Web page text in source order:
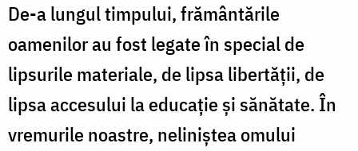
De-a lungul timpului, frământările
oamenilor au fost legate în special de
lipsurile materiale, de lipsa libertății, de
lipsa accesului la educație și sănătate. În
vremurile noastre, neliniștea omului